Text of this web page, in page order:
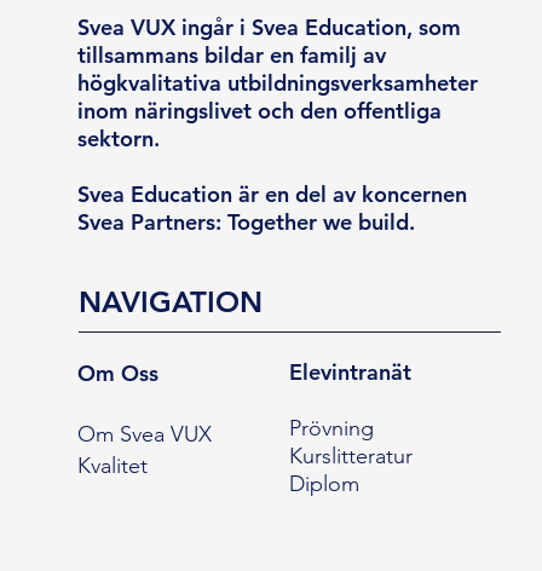
Svea VUX ingår i Svea Education, som
tillsammans bildar en familj av
högkvalitativa utbildningsverksamheter
inom näringslivet och den offentliga
sektorn.
Svea Education är en del av koncernen
Svea Partners: Together we build.
NAVIGATION
Om Oss
Om Svea VUX
Kvalitet
Elevintranät
Prövning
Kurslitteratur
Diplom